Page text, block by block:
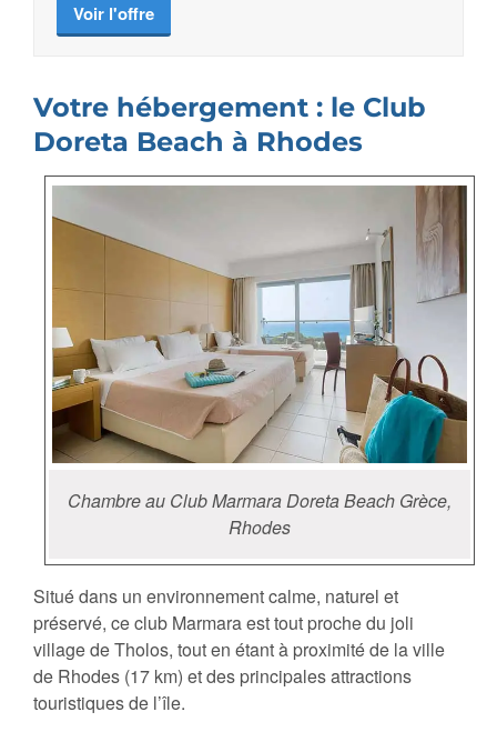
Voir l'offre
Votre hébergement : le Club
Doreta Beach à Rhodes
Chambre au Club Marmara Doreta Beach Grèce,
Rhodes
Situé dans un environnement calme, naturel et
préservé, ce club Marmara est tout proche du joli
village de Tholos, tout en étant à proximité de la ville
de Rhodes (17 km) et des principales attractions
touristiques de l’île.